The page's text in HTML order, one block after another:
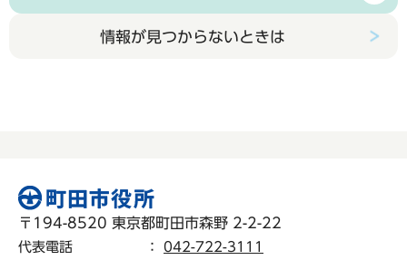
情報が見つからないときは
〒194-8520 東京都町田市森野 2-2-22
代表電話 ： 042-722-3111